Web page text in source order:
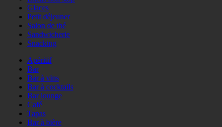
Glaces
Petit déjeuner
Salon de thé
Sandwicherie
Snacking
Apéritif
Bar
Bar à vins
Bar à cocktails
Bar lounge
Café
Tapas
Bar à bière